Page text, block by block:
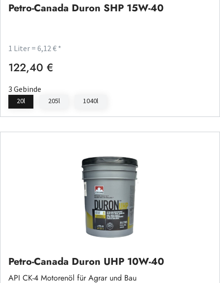
Petro-Canada Duron SHP 15W-40
1 Liter = 6,12 € *
Regulärer Preis:
122,40 €
3 Gebinde
20l 205l 1040l
Petro-Canada Duron UHP 10W-40
API CK-4 Motorenöl für Agrar und Bau